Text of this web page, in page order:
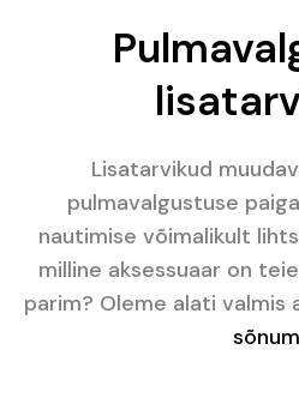
Lisatarvikud
pulmavalgustuse
nautimise võimalikult
milline aksessuaar on
parim? Oleme alati valmis
sõnum